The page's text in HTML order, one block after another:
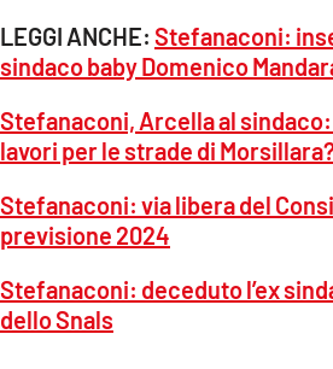
App
APPLE
LEGGI ANCHE: Stefanaconi:
sindaco baby Domenico
Stefanaconi, Arcella al
lavori per le strade di
Stefanaconi: via libera del
previsione 2024
Stefanaconi: deceduto l’ex
dello Snals